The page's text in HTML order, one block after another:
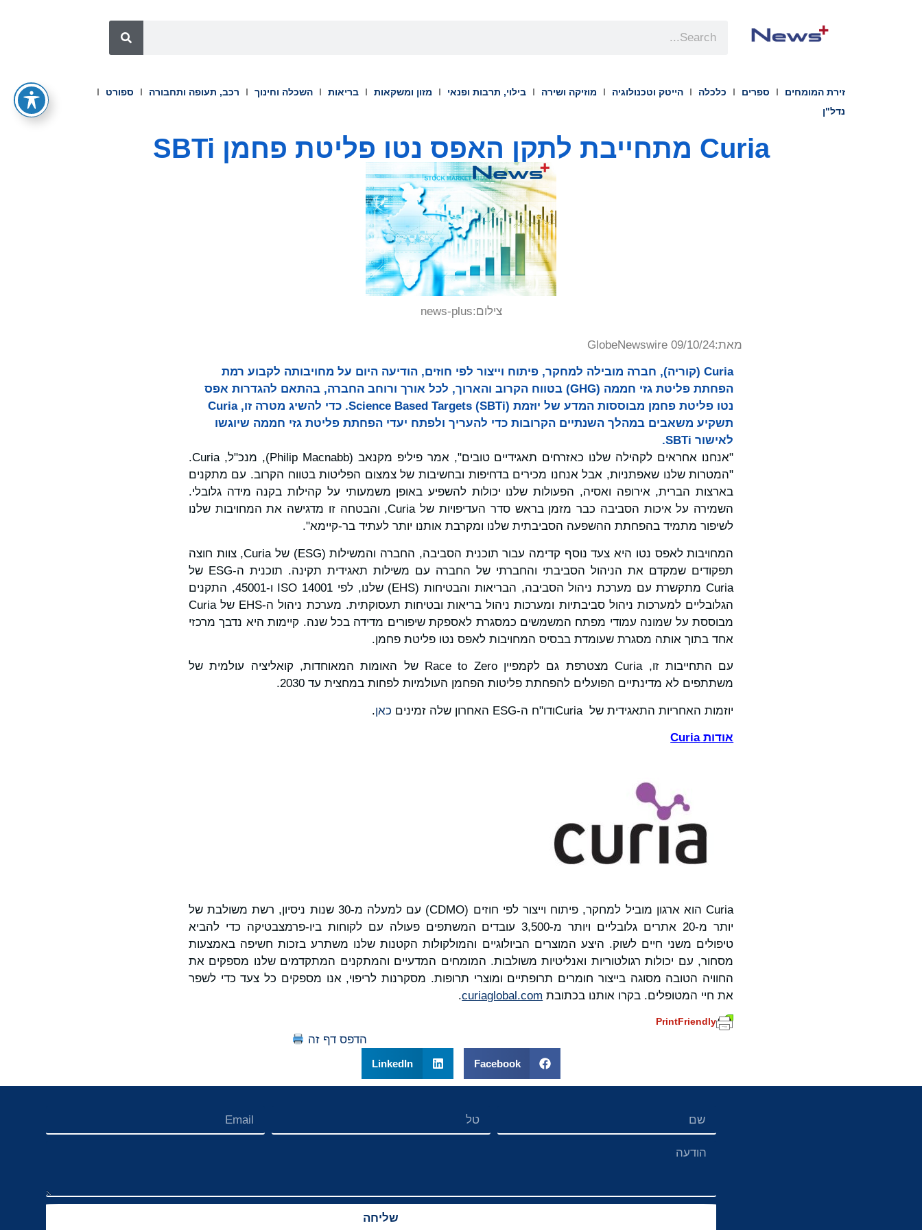
זירת המומחים ספרים כלכלה הייטק וטכנולוגיה מוזיקה ושירה בילוי, תרבות ופנאי מזון ומשקאות בריאות השכלה וחינוך רכב, תעופה ותחבורה
ספורט
נדל"ן
Curia מתחייבת לתקן האפס נטו פליטת פחמן SBTi
צילום:news-plus
מאת:GlobeNewswire 09/10/24
Curia (קוריה), חברה מובילה למחקר, פיתוח וייצור לפי חוזים, הודיעה היום על מחויבותה לקבוע רמת
הפחתת פליטת גזי חממה (GHG) בטווח הקרוב והארוך, לכל אורך ורוחב החברה, בהתאם להגדרות אפס
נטו פליטת פחמן מבוססות המדע של יוזמת Science Based Targets (SBTi). כדי להשיג מטרה זו, Curia
תשקיע משאבים במהלך השנתיים הקרובות כדי להעריך ולפתח יעדי הפחתת פליטת גזי חממה שיוגשו
לאישור SBTi.
"אנחנו אחראים לקהילה שלנו כאזרחים תאגידיים טובים", אמר פיליפ מקנאב (Philip Macnabb), מנכ"ל, Curia.
"המטרות שלנו שאפתניות, אבל אנחנו מכירים בדחיפות ובחשיבות של צמצום הפליטות בטווח הקרוב. עם מתקנים
בארצות הברית, אירופה ואסיה, הפעולות שלנו יכולות להשפיע באופן משמעותי על קהילות בקנה מידה גלובלי.
השמירה על איכות הסביבה כבר מזמן בראש סדר העדיפויות של Curia, והבטחה זו מדגישה את המחויבות שלנו
לשיפור מתמיד בהפחתת ההשפעה הסביבתית שלנו ומקרבת אותנו יותר לעתיד בר-קיימא".
המחויבות לאפס נטו היא צעד נוסף קדימה עבור תוכנית הסביבה, החברה והמשילות (ESG) של Curia, צוות חוצה
תפקודים שמקדם את הניהול הסביבתי והחברתי של החברה עם משילות תאגידית תקינה. תוכנית ה-ESG של
Curia מתקשרת עם מערכת ניהול הסביבה, הבריאות והבטיחות (EHS) שלנו, לפי ISO 14001 ו-45001, התקנים
הגלובליים למערכות ניהול סביבתיות ומערכות ניהול בריאות ובטיחות תעסוקתית. מערכת ניהול ה-EHS של Curia
מבוססת על שמונה עמודי מפתח המשמשים כמסגרת לאספקת שיפורים מדידה בכל שנה. קיימות היא נדבך מרכזי
אחד בתוך אותה מסגרת שעומדת בבסיס המחויבות לאפס נטו פליטת פחמן.
עם התחייבות זו, Curia מצטרפת גם לקמפיין Race to Zero של האומות המאוחדות, קואליציה עולמית של
משתתפים לא מדינתיים הפועלים להפחתת פליטות הפחמן העולמיות לפחות במחצית עד 2030.
יוזמות האחריות התאגידית של Curiaודו"ח ה-ESG האחרון שלה זמינים כאן.
אודותCuria
Curia הוא ארגון מוביל למחקר, פיתוח וייצור לפי חוזים (CDMO) עם למעלה מ-30 שנות ניסיון, רשת משולבת של
יותר מ-20 אתרים גלובליים ויותר מ-3,500 עובדים המשתפים פעולה עם לקוחות ביו-פרמצבטיקה כדי להביא
טיפולים משני חיים לשוק. היצע המוצרים הביולוגיים והמולקולות הקטנות שלנו משתרע בזכות חשיפה באמצעות
מסחור, עם יכולות רגולטוריות ואנליטיות משולבות. המומחים המדעיים והמתקנים המתקדמים שלנו מספקים את
החוויה הטובה מסוגה בייצור חומרים תרופתיים ומוצרי תרופות. מסקרנות לריפוי, אנו מספקים כל צעד כדי לשפר
את חיי המטופלים. בקרו אותנו בכתובת curiaglobal.com
.
PrintFriendly
הדפס דף זה
Facebook
LinkedIn
שליחה